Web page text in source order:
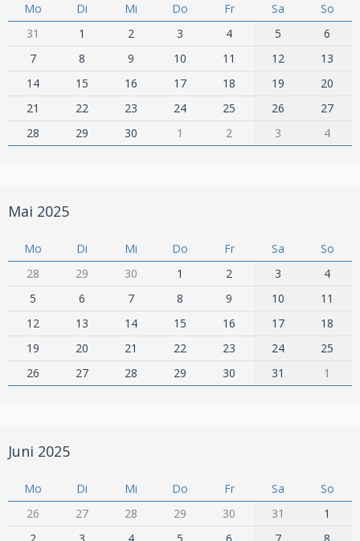
Mo Di Mi Do Fr Sa
So
31
1 2 3 4 5
6
7
8 9 10 11 12
13
14
15 16 17 18 19
20
21
22 23 24 25 26
27
28
29 30 1 2 3 4
Mai 2025
Mo Di Mi Do Fr Sa
So
28
29 30 1 2 3
4
5
6 7 8 9 10
11
12
13 14 15 16 17
18
19
20 21 22 23 24
25
26
27 28 29 30 31 1
Juni 2025
Mo Di Mi Do Fr Sa
So
26
27 28 29 30 31
1